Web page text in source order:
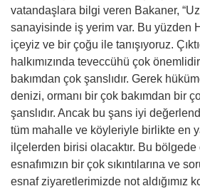
vatandaşlara bilgi veren Bakaner,
sanayisinde iş yerim var. Bu yüzden
içeyiz ve bir çoğu ile tanışıyoruz.
halkımızında teveccühü çok
bakımdan çok şanslıdır. Gerek
denizi, ormanı bir çok bakımdan bir
şanslıdır. Ancak bu şans iyi
tüm mahalle ve köyleriyle birlikte en
ilçelerden birisi olacaktır. Bu bölgede
esnafımızın bir çok sıkıntılarına ve
esnaf ziyaretlerimizde not aldığımız